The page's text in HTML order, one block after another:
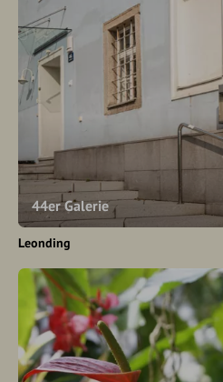
44er Galerie
Leonding